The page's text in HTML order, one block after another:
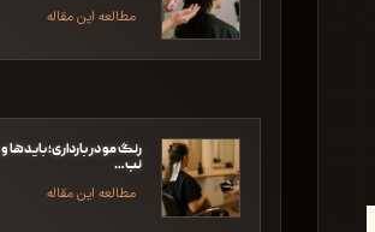
مطالعه این مقاله
رنگ مو در بارداری؛ بایدها و
نب…
مطالعه این مقاله